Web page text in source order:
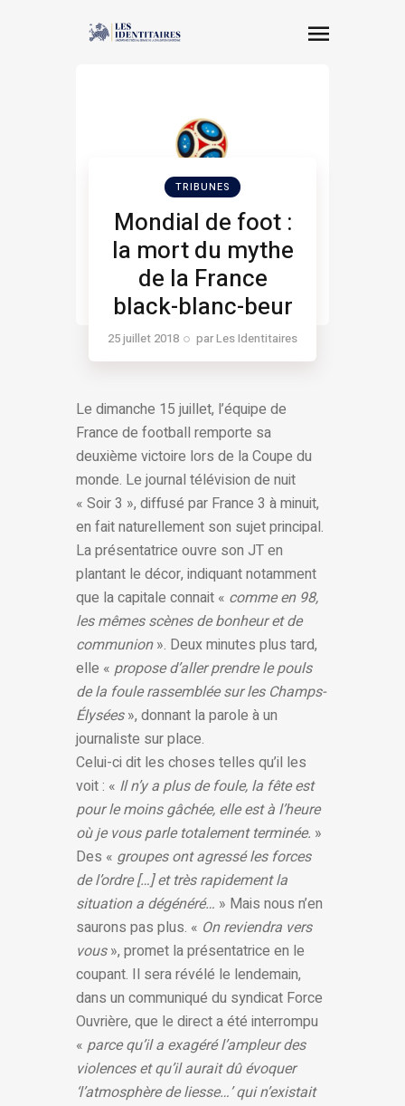
TRIBUNES
Mondial de foot :
la mort du mythe
de la France
black-blanc-beur
25 juillet 2018 parLes Identitaires
Le dimanche 15 juillet, l’équipe de
France de football remporte sa
deuxième victoire lors de la Coupe du
monde. Le journal télévision de nuit
« Soir 3 », diffusé par France 3 à minuit,
en fait naturellement son sujet principal.
La présentatrice ouvre son JT en
plantant le décor, indiquant notamment
que la capitale connait « comme en 98,
les mêmes scènes de bonheur et de
communion». Deux minutes plus tard,
elle « propose d’aller prendre le pouls
de la foule rassemblée sur les Champs-
Élysées», donnant la parole à un
journaliste sur place.
Celui-ci dit les choses telles qu’il les
voit : « Il n’y a plus de foule, la fête est
pour le moins gâchée, elle est à l’heure
où je vous parle totalement terminée. »
Des « groupes ont agressé les forces
de l’ordre […] et très rapidement la
situation a dégénéré… » Mais nous n’en
saurons pas plus. « On reviendra vers
vous», promet la présentatrice en le
coupant. Il sera révélé le lendemain,
dans un communiqué du syndicat Force
Ouvrière, que le direct a été interrompu
« parce qu’il a exagéré l’ampleur des
violences et qu’il aurait dû évoquer
‘l’atmosphère de liesse…’ qui n’existait